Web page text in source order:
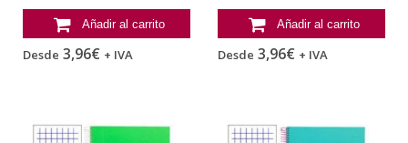
Añadir al carrito
Desde 3,96€ + IVA
Añadir al carrito
Desde 3,96€ + IVA